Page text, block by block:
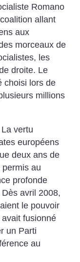
Romano
allant
aux
morceaux de
les
droite. Le
choisi lors de
millions
vertu
européens
deux ans de
permis au
profonde
avril 2008,
le pouvoir
fusionné
un Parti
au